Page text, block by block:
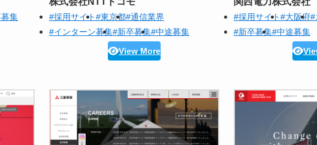
集 #採用サイト#東京都#通信業界
#インターン募集#新卒募集#中途募集
View More
#採用サイト#大阪府#
#新卒募集#中途募集